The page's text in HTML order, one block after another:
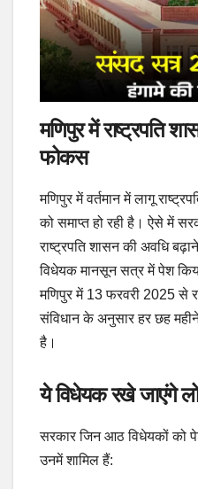
मणिपुर में राष्ट्रपति
फोकस
मणिपुर में वर्तमान में लागू
को समाप्त हो रही है। ऐसे में
राष्ट्रपति शासन की अवधि
विधेयक मानसून सत्र में पेश
मणिपुर में 13 फरवरी 2025 से
संविधान के अनुसार हर छह
है।
ये विधेयक रखे जाएंगे
सरकार जिन आठ विधेयकों को
उनमें शामिल हैं: